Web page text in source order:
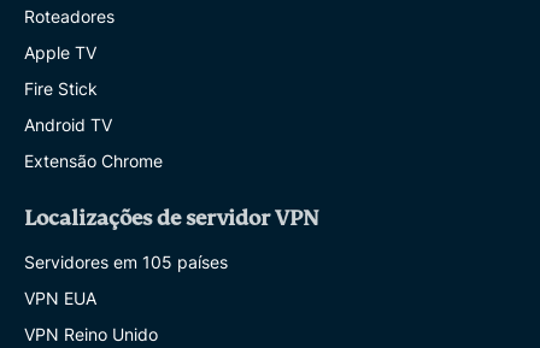
Roteadores
Apple TV
Fire Stick
Android TV
Extensão Chrome
Localizações de servidor VPN
Servidores em 105 países
VPN EUA
VPN Reino Unido